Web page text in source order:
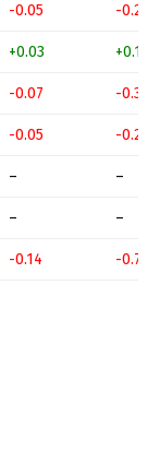
-0.05 -0.25
+0.03 +0.14
-0.07 -0.35
-0.05 -0.25
– –
– –
-0.14 -0.7 %